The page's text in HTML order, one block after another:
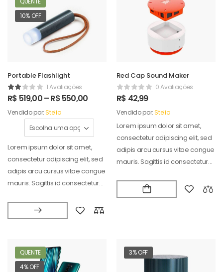
10% OFF
Portable Flashlight
1 Avaliações
R$ 519,00–R$550,00
Vendido por:Stelio
Lorem ipsum dolor sit amet,
consectetur adipiscing elit, sed
adipis arcu cursus vitae congue
mauris. Sagittis id consectetur
Red Cap Sound Maker
0 Avaliações
R$ 42,99
Vendido por:Stelio
Lorem ipsum dolor sit amet,
consectetur adipiscing elit, sed
adipis arcu cursus vitae congue
mauris. Sagittis id consectetur
QUENTE
4% OFF
3% OFF